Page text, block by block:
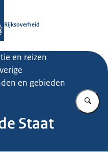
Rijksoverheid
en reizen
en gebieden
Staat